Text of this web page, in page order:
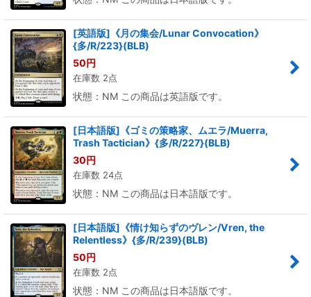
[英語版]《月の集会/Lunar Convocation》
{多/R/223}(BLB)
50円
在庫数 2点
状態：NM この商品は英語版です。
[日本語版]《ゴミの策略家、ムエラ/Muerra,
Trash Tactician》{多/R/227}(BLB)
30円
在庫数 24点
状態：NM この商品は日本語版です。
[日本語版]《情け知らずのヴレン/Vren, the
Relentless》{多/R/239}(BLB)
50円
在庫数 2点
状態：NM この商品は日本語版です。